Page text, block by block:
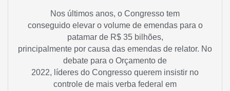
Nos últimos anos, o Congresso tem
conseguido elevar o volume de emendas para o
patamar de R$ 35 bilhões,
principalmente por causa das emendas de relator. No
debate para o Orçamento de
2022, líderes do Congresso querem insistir no
controle de mais verba federal em